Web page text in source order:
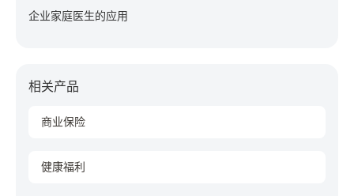
企业家庭医生的应用
相关产品
商业保险
健康福利